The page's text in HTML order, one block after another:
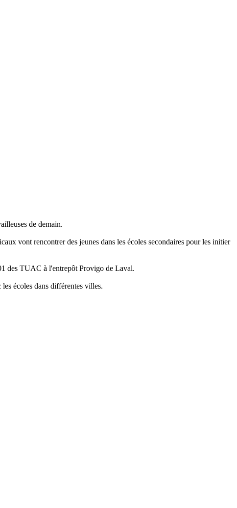
de demain.
vont rencontrer des jeunes dans les écoles secondaires pour les initier
des TUAC à l'entrepôt Provigo de Laval.
les écoles dans différentes villes.